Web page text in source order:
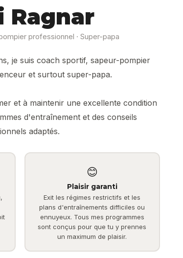
Ragnar
professionnel · Super-papa
je suis coach sportif, sapeur-pompier
et surtout super-papa.
et à maintenir une excellente condition
d'entraînement et des conseils
adaptés.
😊
Plaisir garanti
Exit les régimes restrictifs et les
plans d'entraînements difficiles ou
ennuyeux. Tous mes programmes
sont conçus pour que tu y prennes
un maximum de plaisir.